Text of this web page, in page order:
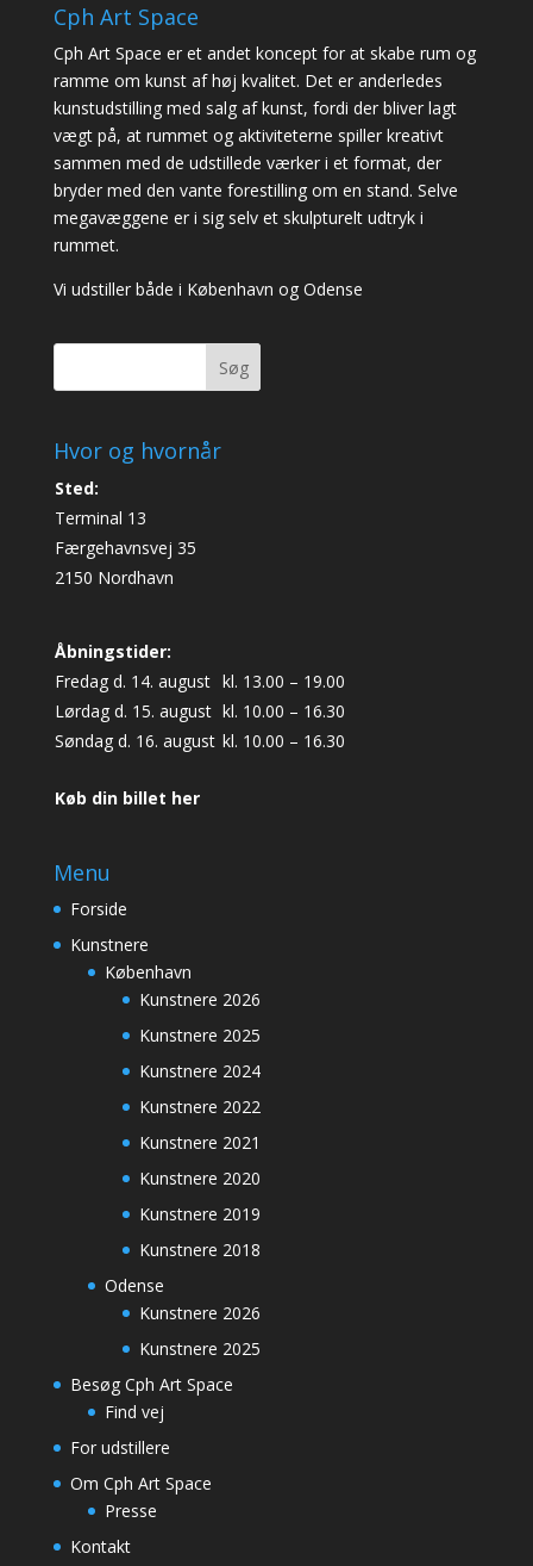
Cph Art Space
Cph Art Space er et andet koncept for at skabe rum og
ramme om kunst af høj kvalitet. Det er anderledes
kunstudstilling med salg af kunst, fordi der bliver lagt
vægt på, at rummet og aktiviteterne spiller kreativt
sammen med de udstillede værker i et format, der
bryder med den vante forestilling om en stand. Selve
megavæggene er i sig selv et skulpturelt udtryk i
rummet.
Vi udstiller både i København og Odense
Søg
Hvor og hvornår
Sted:
Terminal 13
Færgehavnsvej 35
2150 Nordhavn
Åbningstider:
Fredag d. 14. august kl. 13.00 – 19.00
Lørdag d. 15. august kl. 10.00 – 16.30
Søndag d. 16. august kl. 10.00 – 16.30
Køb din billet her
Menu
Forside
Kunstnere
København
Kunstnere 2026
Kunstnere 2025
Kunstnere 2024
Kunstnere 2022
Kunstnere 2021
Kunstnere 2020
Kunstnere 2019
Kunstnere 2018
Odense
Kunstnere 2026
Kunstnere 2025
Besøg Cph Art Space
Find vej
For udstillere
Om Cph Art Space
Presse
Kontakt